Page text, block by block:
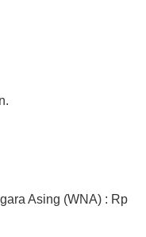
Asing (WNA) : Rp